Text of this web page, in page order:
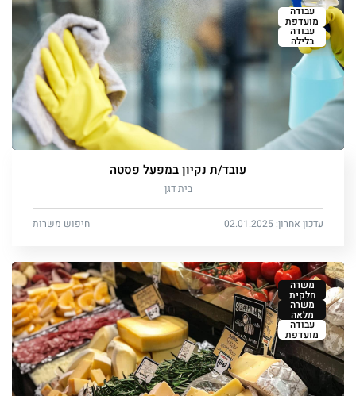
עבודה
מועדפת
עבודה
בלילה
עובד/ת נקיון במפעל פסטה
בית דגן
עדכון אחרון: 02.01.2025 חיפוש משרות
משרה
חלקית
משרה
מלאה
עבודה
מועדפת